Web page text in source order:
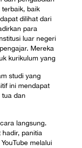
baik
dilihat dari
para
luar negeri
Mereka
kurikulum yang
studi yang
ini mendapat
dan
langsung.
panitia
melalui